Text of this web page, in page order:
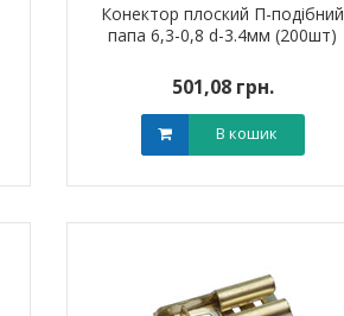
Конектор плоский П-подібний
папа 6,3-0,8 d-3.4мм (200шт)
501,08 грн.
В кошик